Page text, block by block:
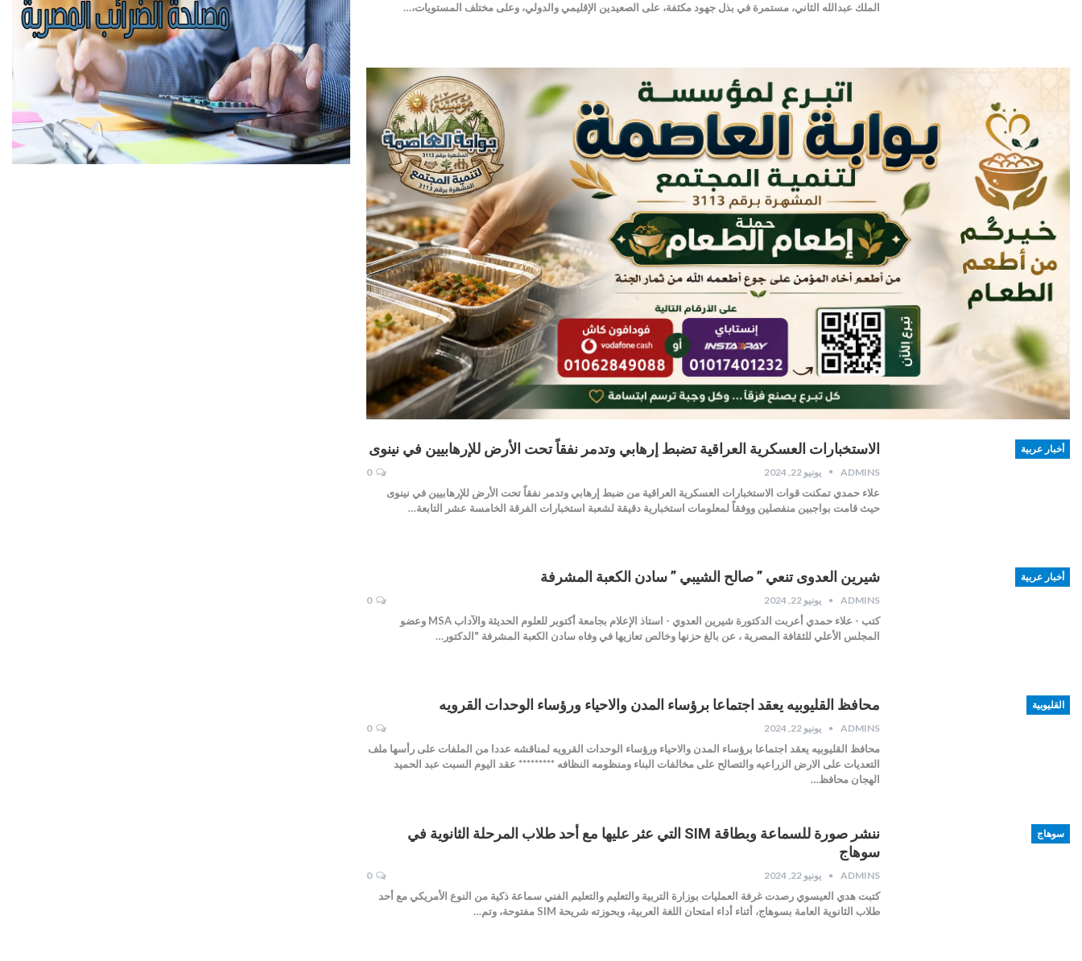
الملك عبدالله الثاني، مستمرة في بذل جهود مكثفة، على الصعيدين الإقليمي والدولي، وعلى مختلف المستويات،…
أخبار عربية الاستخبارات العسكرية العراقية تضبط إرهابي وتدمر نفقاً تحت الأرض للإرهابيين في نينوى
ADMINS يونيو 22, 2024 0
علاء حمدي تمكنت قوات الاستخبارات العسكرية العراقية من ضبط إرهابي وتدمر نفقاً تحت الأرض للإرهابيين في نينوى
حيث قامت بواجبين منفصلين ووفقاً لمعلومات استخبارية دقيقة لشعبة استخبارات الفرقة الخامسة عشر التابعة…
أخبار عربية شيرين العدوى تنعي ” صالح الشيبي ” سادن الكعبة المشرفة
ADMINS يونيو 22, 2024 0
كتب - علاء حمدي أعربت الدكتورة شيرين العدوي - استاذ الإعلام بجامعة أكتوبر للعلوم الحديثة والآداب MSA وعضو
المجلس الأعلي للثقافة المصرية ، عن بالغ حزنها وخالص تعازيها في ‏وفاه سادن الكعبة المشرفة ‏"الدكتور…
القليوبية محافظ القليوبيه يعقد اجتماعا برؤساء المدن والاحياء ورؤساء الوحدات القرويه
ADMINS يونيو 22, 2024 0
محافظ القليوبيه يعقد اجتماعا برؤساء المدن والاحياء ورؤساء الوحدات القرويه لمناقشه عددا من الملفات على رأسها ملف
التعديات على الارض الزراعيه والتصالح على مخالفات البناء ومنظومه النظافه ********* عقد اليوم السبت عبد الحميد
الهجان محافظ…
سوهاج
ننشر صورة للسماعة وبطاقة SIM التي عثر عليها مع أحد طلاب المرحلة الثانوية في
سوهاج
ADMINS يونيو 22, 2024 0
كتبت هدي العيسوي رصدت غرفة العمليات بوزارة التربية والتعليم والتعليم الفني سماعة ذكية من النوع الأمريكي مع أحد
طلاب الثانوية العامة بسوهاج، أثناء أداء امتحان اللغة العربية، وبحوزته شريحة SIM مفتوحة، وتم…